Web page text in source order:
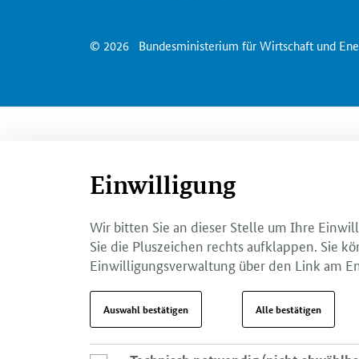
© 2026 Bundesministerium für Wirtschaft und
Einwilligung
Wir bitten Sie an dieser Stelle um Ihre
Sie die Pluszeichen rechts aufklappen. Sie
Einwilligungsverwaltung über den Link am
Auswahl bestätigen Alle bestätigen